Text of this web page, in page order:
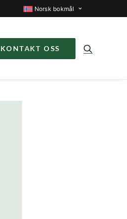
Norsk bokmål
KONTAKT OSS